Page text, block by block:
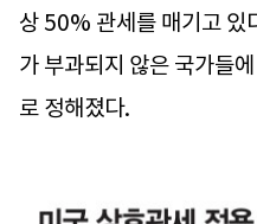
상 50% 관세를 매기고 있
가 부과되지 않은 국가들
로 정해졌다.